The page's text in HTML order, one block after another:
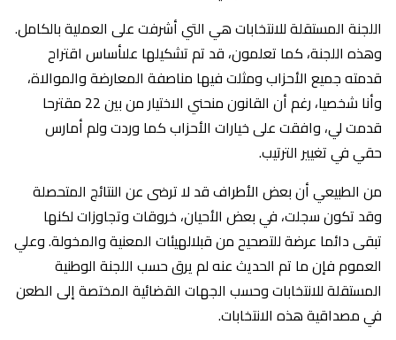
اللجنة المستقلة للانتخابات هي التي أشرفت على العملية بالكامل.
وهذه اللجنة، كما تعلمون، قد تم تشكيلها علىأساس اقتراح
قدمته جميع الأحزاب ومثلت فيها مناصفة المعارضة والموالاة،
وأنا شخصيا، رغم أن القانون منحني الاختيار من بين 22 مقترحا
قدمت لي، وافقت على خيارات الأحزاب كما وردت ولم أمارس
حقي في تغيير الترتيب.
‎من الطبيعي أن بعض الأطراف قد لا ترضى عن النتائج المتحصلة
وقد تكون سجلت، في بعض الأحيان، خروقات وتجاوزات لكنها
تبقى دائما عرضة للتصحيح من قبلالهيئات المعنية والمخولة. وعلي
العموم فإن ما تم الحديث عنه لم يرق حسب اللجنة الوطنية
المستقلة للانتخابات وحسب الجهات القضائية المختصة إلى الطعن
في مصداقية هذه الانتخابات.